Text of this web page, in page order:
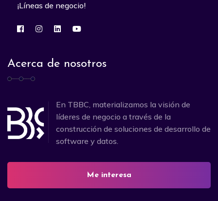
¡Líneas de negocio!
Acerca de nosotros
En TBBC, materializamos la visión de
líderes de negocio a través de la
construcción de soluciones de desarrollo de
software y datos.
Me interesa